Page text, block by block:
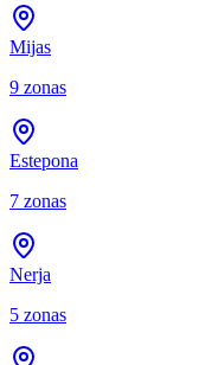
Mijas
9 zonas
Estepona
7 zonas
Nerja
5 zonas